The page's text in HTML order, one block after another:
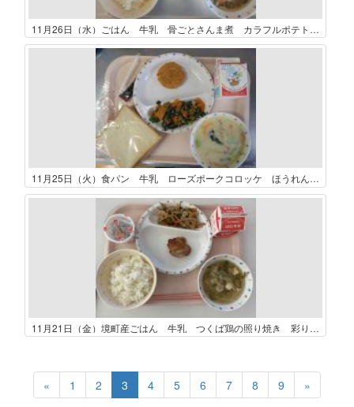
11月26日（水）ごはん 牛乳 骨ごとさんま煮 カラフルポテトサラダ かきたま汁
11月25日（火）食パン 牛乳 ローズポークコロッケ ほうれん草ツナサラダ チンゲン菜クリームスープ チョコレートジャム
11月21日（金）境町産ごはん 牛乳 つくば鶏の照り焼き 彩りきんぴら キャベツと人参のみそ汁 納豆（たれ、からし付）
« 1 2 3 4 5 6 7 8 9 »